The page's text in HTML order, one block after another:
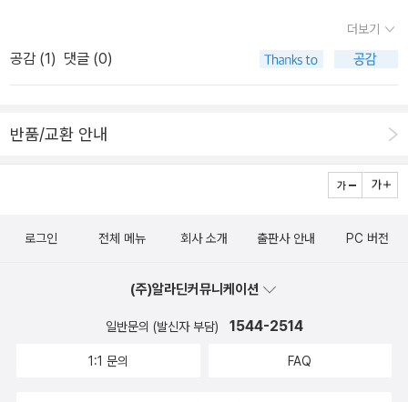
통해 서정적인 시가 노래처럼 흘러 넘치는데자칫 영유아가 보기에 지
루할 수도 있는 글을크고 화려한 콜라쥬를 통해 시선을 뗄 수 없게 만
들어 놓았더군요. 난 별이 참 좋아. 마지막 페이지는 물감을 뿌려
에게 이런 아름다운 글을 읽어주는게 생각만큼 쉬운 일이 아니에요.
아이들의 집중력은 우리들의 생각 이상으로 짧고 강렬하니까요. 하지
만 『난 별이 참 좋아』는마거릿 와이즈 브라운의 아름다운 시를 처음
'그림'책인가봐요. 30개월 저희 아드님은 씨앗과 물고기 장면을 참
요. 작품에 등장하는 다양한 씨앗과 물고기, 사람, 별들의 모습을 통해
다양한 사물과 자연의 이미지를 간직할 수 있게 꾸며진 『난 별이 참
고 말하는 아름다운 글을 통해저희 아이도 다양성을 존중하는 아이로
을 그만큼 다양하게 표현해주었지요. 은물고기,금물고기, 할아버지
물고기, 귀염둥이물고기,큰 바다에서 크는 물고기, 꿈꾸면서 헤엄치
는 물고기 등등크기와 모양, 색상에 표정까지 다양한 물고기들이 등
양이가 말해요.난 사람들이 참 좋아.우리네 인생을 대표하는 사람들
더 많았으면 좋겠고화난사람보다 행복해하는 사람이 더 많았으면 좋
미로워요. 마지막으로 새,강아지,고양이가 함께 바라보는건 하늘에
들도 다 아우를수 있는 하늘하늘이란 공간에 수없이 반짝이는 무수히
않았었는데참 일러스트도 마음에 들고무엇보다 요 '참 좋아' 라는 말.
마음에 들어요. 뭐든 자기 마음에 안들면 '아니예'요라고 하고요샌 '저
톨이가 만들어내는 새로운 영웅 탄생 이야기 2008년 EBS에서 방
영되어 큰 반향을 불러일으킨 다큐멘터리 「한반도의 공룡」 감독 한상
호의 판타지 동화 『공룡 전사 빈』은 한상호의 데뷔작으로 국내 어린
을 자랑하던 지구가 대홍수로 원래의 모습을 잃은 뒤, 모든 대륙이 물
가득한 자연이 되살아난다. 되살아난 자연과 함께 멸종되었던 공룡들
대 최고 인기 스포츠는 공룡배틀로, 엄마가 없어 외로운 주인공 소년
배틀 대회에서 영웅이 되어 가는 과정을 박진감 넘치게 그려내고 있
다. 공룡배틀은 스무 살 미만의 ‘공룡 전사’라고 불리는 인간과 공룡이
께해야 상대방을 이겨낼 수 있다. 공룡배틀이라는 아이들이 폭 빠질
더보기
공감 (1) 댓글 (0)
반품/교환 안내
로그인 전체 메뉴 회사 소개 출판사 안내 PC 버전
(주)알라딘커뮤니케이션
일반문의 (발신자 부담) 1544-2514
1:1 문의 FAQ